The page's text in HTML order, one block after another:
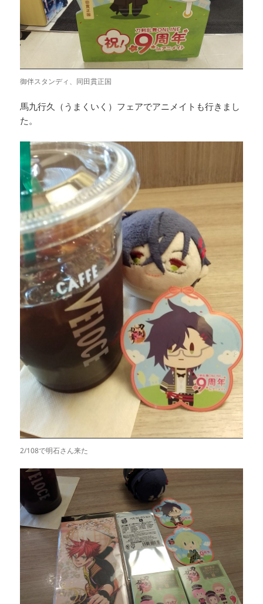
御伴スタンディ、同田貫正国
馬九行久（うまくいく）フェアでアニメイトも行きまし
た。
2/108で明石さん来た